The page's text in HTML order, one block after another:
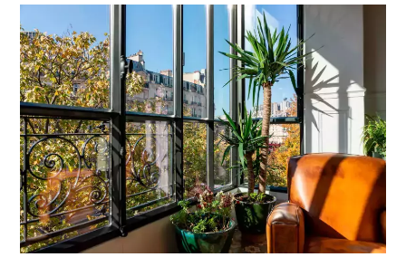
Porte fenêtre fixe
Porte fenêtre avec soubassement
Porte fenêtre accordéon
Porte fenêtre 4 vantaux
Porte fenêtre 2 vantaux
Porte fenêtre 1 vantail